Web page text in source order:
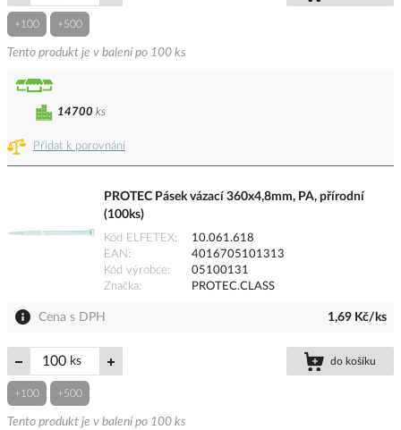
+100 +500
Tento produkt je v balení po 100 ks
Přidat k porovnání
14700 ks
PROTEC Pásek vázací 360x4,8mm, PA, přírodní
(100ks)
Kód ELFETEX
10.061.618
EAN
4016705101313
Kód výrobce
05100131
Značka
PROTEC.CLASS
Cena s DPH 1,69 Kč/ks
ks do košíku
+100 +500
Tento produkt je v balení po 100 ks